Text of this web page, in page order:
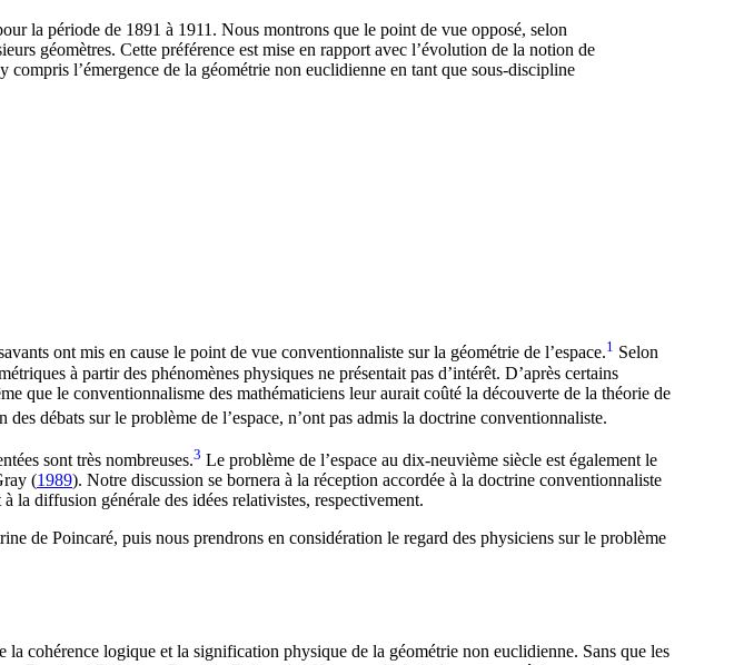
la période de 1891 à 1911. Nous montrons que le point de vue opposé, selon
géomètres. Cette préférence est mise en rapport avec l’évolution de la notion de
compris l’émergence de la géométrie non euclidienne en tant que sous-discipline
ont mis en cause le point de vue conventionnaliste sur la géométrie de l’espace.1 Selon
à partir des phénomènes physiques ne présentait pas d’intérêt. D’après certains
que le conventionnalisme des mathématiciens leur aurait coûté la découverte de la théorie de
débats sur le problème de l’espace, n’ont pas admis la doctrine conventionnaliste.
sont très nombreuses.3 Le problème de l’espace au dix-neuvième siècle est également le
(1989). Notre discussion se bornera à la réception accordée à la doctrine conventionnaliste
la diffusion générale des idées relativistes, respectivement.
de Poincaré, puis nous prendrons en considération le regard des physiciens sur le problème
cohérence logique et la signification physique de la géométrie non euclidienne. Sans que les